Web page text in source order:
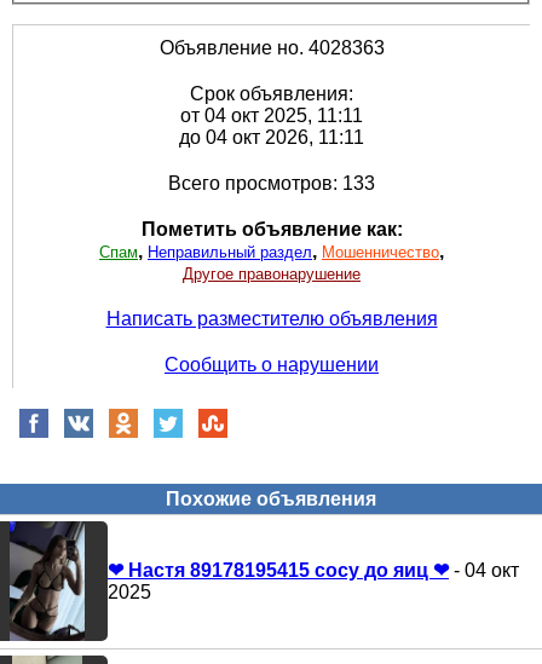
Объявление но. 4028363
Срок объявления:
от 04 окт 2025, 11:11
до 04 окт 2026, 11:11
Всего просмотров: 133
Пометить объявление как:
Спам, Неправильный раздел, Мошенничество,
Другое правонарушение
Написать разместителю объявления
Сообщить о нарушении
Похожие объявления
❤ Настя 89178195415 сосу до яиц ❤- 04 окт
2025